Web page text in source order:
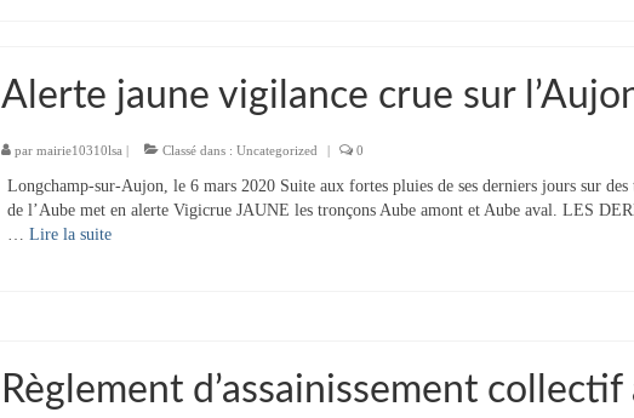
Alerte jaune vigilance crue sur
parmairie10310lsa Classé dans :Uncategorized 0
Longchamp-sur-Aujon, le 6 mars 2020 Suite aux fortes pluies de ses derniers jours sur des
de l’Aube met en alerte Vigicrue JAUNE les tronçons Aube amont et Aube aval. LES
…Lire la suite­­
Règlement d’assainissement collectif